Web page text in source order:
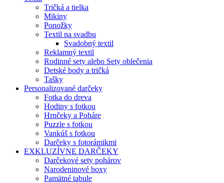
Tričká a tielka
Mikiny
Ponožky
Textil na svadbu
Svadobný textil
Reklamný textil
Rodinné sety alebo Sety oblečenia
Detské body a tričká
Tašky
Personalizované darčeky
Fotka do dreva
Hodiny s fotkou
Hrnčeky a Poháre
Puzzle s fotkou
Vankúš s fotkou
Darčeky s fotorámikmi
EXKLUZÍVNE DARČEKY
Darčekové sety pohárov
Narodeninové boxy
Pamätné tabule